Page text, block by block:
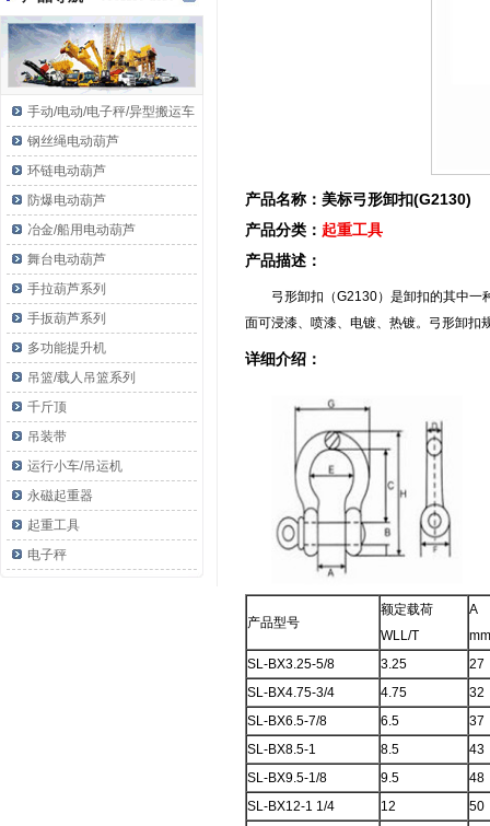
手动/电动/电子秤/异型搬运车
钢丝绳电动葫芦
环链电动葫芦
防爆电动葫芦
冶金/船用电动葫芦
舞台电动葫芦
手拉葫芦系列
手扳葫芦系列
多功能提升机
吊篮/载人吊篮系列
千斤顶
吊装带
运行小车/吊运机
永磁起重器
起重工具
电子秤
产品名称：美标弓形卸扣(G2130)
产品分类： 起重工具
产品描述：
弓形卸扣（G2130）是卸扣的其中一
面可浸漆、喷漆、电镀、热镀。弓形卸扣
详细介绍：
产品型号
额定载荷
WLL/T
A
mm
SL-BX3.25-5/8
3.25
27
SL-BX4.75-3/4
4.75
32
SL-BX6.5-7/8
6.5
37
SL-BX8.5-1
8.5
43
SL-BX9.5-1/8
9.5
48
SL-BX12-1 1/4
12
50